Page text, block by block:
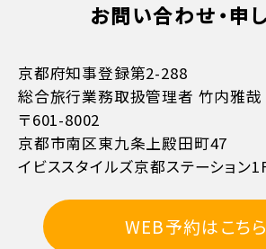
お支払方法詳細はこ
11日目に当たる日以前
10日目に当たる日以前
お問い合わせ・申
京都府知事登録第2-288
総合旅行業務取扱管理者 竹内雅哉
〒601-8002
京都市南区東九条上殿田町47
イビススタイルズ京都ステーション
WEB予約はこちら